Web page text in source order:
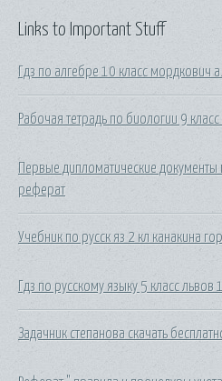
Links to Important Stuff
Гдз по алгебре 10 класс мордкович
Рабочая тетрадь по биологии 9
Первые дипломатические
реферат
Учебник по русск яз 2 кл канакина
Гдз по русскому языку 5 класс львов
Задачник степанова скачать